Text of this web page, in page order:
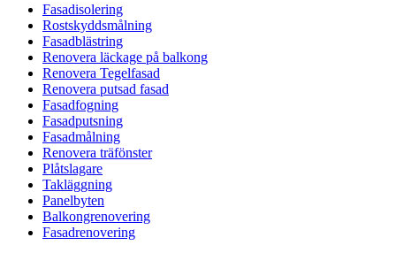
Fasadisolering
Rostskyddsmålning
Fasadblästring
Renovera läckage på balkong
Renovera Tegelfasad
Renovera putsad fasad
Fasadfogning
Fasadputsning
Fasadmålning
Renovera träfönster
Plåtslagare
Takläggning
Panelbyten
Balkongrenovering
Fasadrenovering